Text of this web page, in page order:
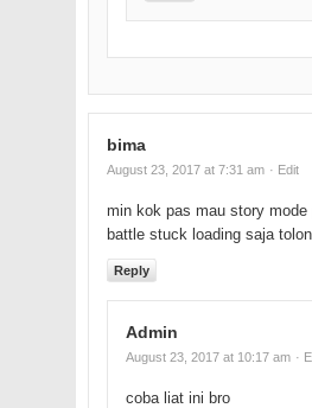
bima
August 23, 2017 at 7:31 am · Edit
min kok pas mau story mode
battle stuck loading saja
Reply
Admin
August 23, 2017 at 10:17 am ·
coba liat ini bro